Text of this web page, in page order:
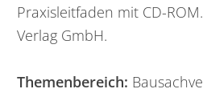
Praxisleitfaden mit CD-
Verlag GmbH.
Themenbereich: